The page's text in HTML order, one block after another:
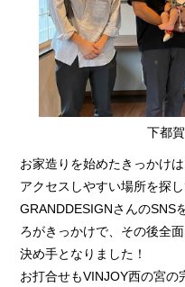
下都
お家造りを始めたきっかけ
アクセスしやすい場所を探
GRANDDESIGNさんのSNS
ろがきっかけで、その後全
決め手となりました！
お打合せもVINJOY西の宮